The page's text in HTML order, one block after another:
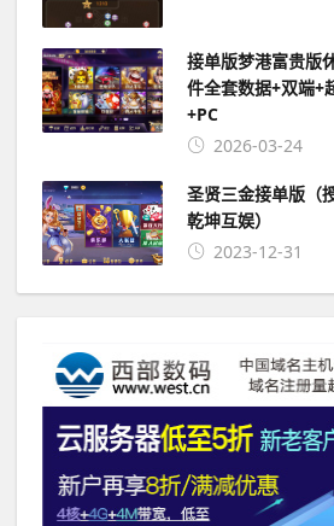
接单版梦港富贵版
件全套数据+双端+
+PC
2026-03-24
圣贤三金接单版（
乾坤互娱）
2023-12-31